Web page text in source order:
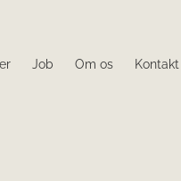
Job Om os Kontakt